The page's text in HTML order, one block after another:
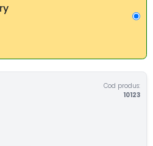
Cod produs:
10123